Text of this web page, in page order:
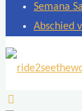
Semana
Abschied